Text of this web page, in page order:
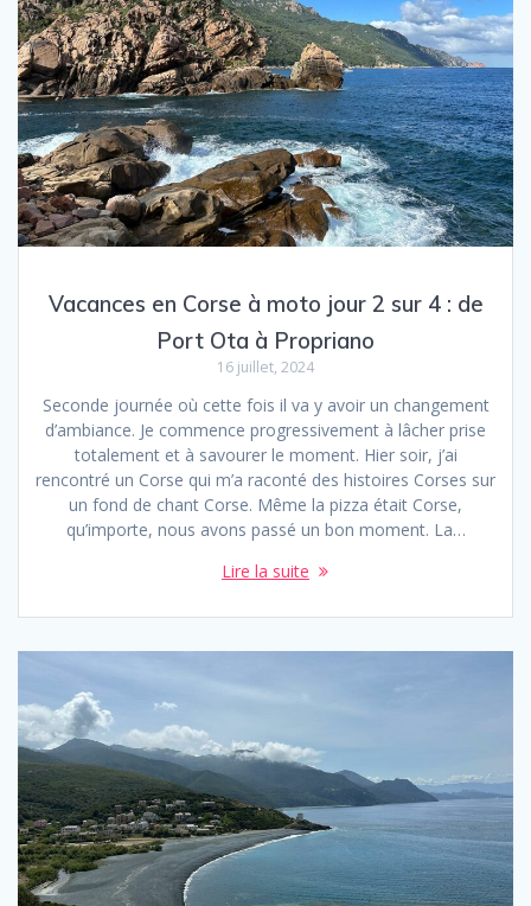
Vacances en Corse à moto jour 2 sur 4 : de
Port Ota à Propriano
16 juillet, 2024
Seconde journée où cette fois il va y avoir un changement
d’ambiance. Je commence progressivement à lâcher prise
totalement et à savourer le moment. Hier soir, j’ai
rencontré un Corse qui m’a raconté des histoires Corses sur
un fond de chant Corse. Même la pizza était Corse,
qu’importe, nous avons passé un bon moment. La…
Lire la suite